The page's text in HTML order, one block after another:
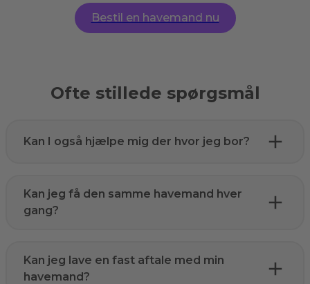
Bestil en havemand nu
Ofte stillede spørgsmål
Kan I også hjælpe mig der hvor jeg bor?
Kan jeg få den samme havemand hver
gang?
Kan jeg lave en fast aftale med min
havemand?